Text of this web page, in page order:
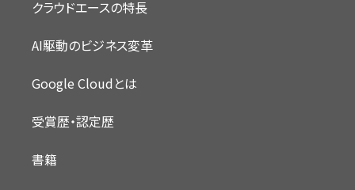
クラウドエースの特長
AI駆動のビジネス変革
Google Cloudとは
受賞歴・認定歴
書籍